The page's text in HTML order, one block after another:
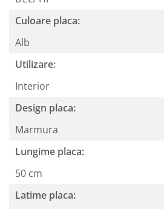
Culoare placa:
Alb
Utilizare:
Interior
Design placa:
Marmura
Lungime placa:
50 cm
Latime placa: